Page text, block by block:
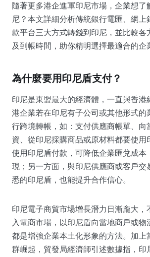
隨著更多港企進軍印尼市場，企業想了
尼？本文詳細分析傳統銀行電匯、網上
款平台三大方式轉錢到印尼，並比較各
及到帳時間，助你精明選擇最適合的企
為什麼要用印尼盾支付？
印尼是東盟最大的經濟體，一直與香港
港企業若在印尼有子公司或其他形式的
行跨境轉帳，如：支付供應商帳單、向
資、從印尼採購商品或原材料都要使用
使用印尼盾付款，可降低企業匯兌成本
現；另一方面，與印尼供應商或客戶交
悉的印尼盾，也能提升合作信心。
印尼電子商貿市場增長潛力日漸龐大，
入電商市場，以印尼盾向當地商戶或物
都是增強企業本土化形象的方法。加上
群崛起，貿發局經濟師引述數據指，印